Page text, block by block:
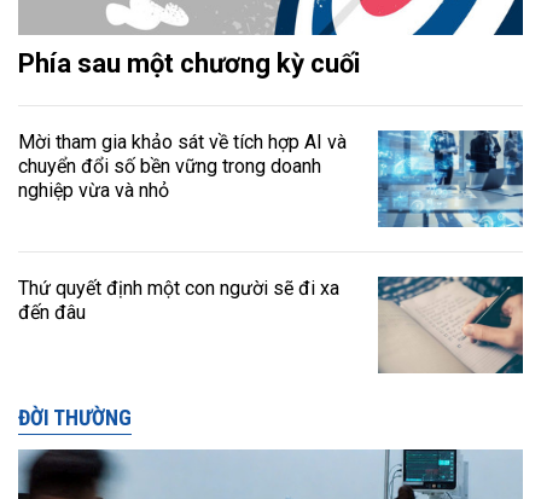
Phía sau một chương kỳ cuối
Mời tham gia khảo sát về tích hợp AI và
chuyển đổi số bền vững trong doanh
nghiệp vừa và nhỏ
Thứ quyết định một con người sẽ đi xa
đến đâu
ĐỜI THƯỜNG